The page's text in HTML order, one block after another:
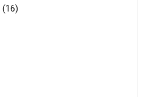
productos
1616